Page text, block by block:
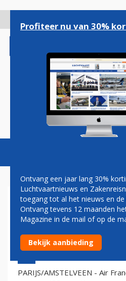
gaan
Magazine
AIR FRANCE
OPENBAAR BOD
22 maart 2004 - 1:00
PARIJS/AMSTELVEEN - Air
Profiteer nu van 30%
Ontvang een jaar lang 30%
Luchtvaartnieuws en
toegang tot al het nieuws en
Ontvang tevens 12 maanden
Magazine in de mail of op de
Bekijk aanbieding